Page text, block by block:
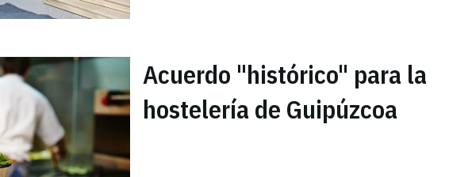
Acuerdo "histórico" para la
hostelería de Guipúzcoa